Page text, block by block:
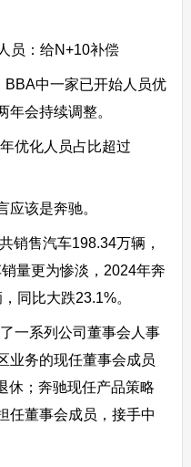
员：给N+10补偿
中一家已开始人员优
年会持续调整。
优化人员占比超过
应该是奔驰。
销售汽车198.34万辆，
量更为惨淡，2024年奔
同比大跌23.1%。
一系列公司董事会人事
业务的现任董事会成员
休；奔驰现任产品策略
任董事会成员，接手中